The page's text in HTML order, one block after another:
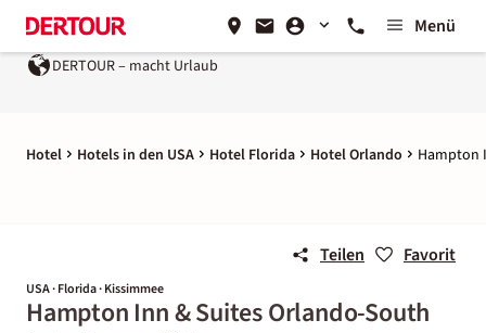
Menü
DERTOUR – macht Urlaub
Hotel Hotels in den USA Hotel Florida Hotel Orlando Hampton
Teilen Favorit
USA · Florida · Kissimmee
Hampton Inn & Suites Orlando-South